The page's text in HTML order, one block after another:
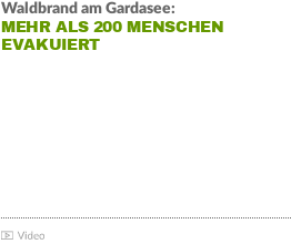
Waldbrand am Gardasee:
MEHR ALS 200 MENSCHEN
EVAKUIERT